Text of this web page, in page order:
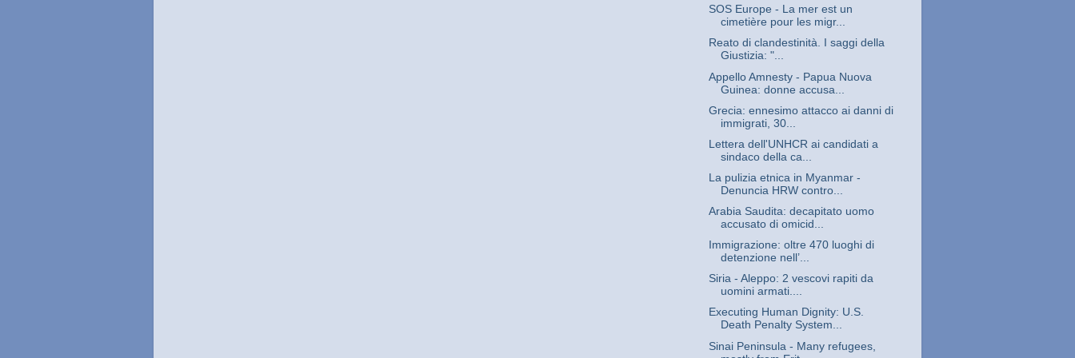
SOS Europe - La mer est un
cimetière pour les migr...
Reato di clandestinità. I saggi della
Giustizia: "...
Appello Amnesty - Papua Nuova
Guinea: donne accusa...
Grecia: ennesimo attacco ai danni di
immigrati, 30...
Lettera dell'UNHCR ai candidati a
sindaco della ca...
La pulizia etnica in Myanmar -
Denuncia HRW contro...
Arabia Saudita: decapitato uomo
accusato di omicid...
Immigrazione: oltre 470 luoghi di
detenzione nell’...
Siria - Aleppo: 2 vescovi rapiti da
uomini armati....
Executing Human Dignity: U.S.
Death Penalty System...
Sinai Peninsula - Many refugees,